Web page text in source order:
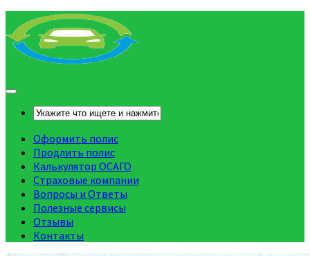
Оформить полис
Продлить полис
Калькулятор ОСАГО
Страховые компании
Вопросы и Ответы
Полезные сервисы
Отзывы
Контакты